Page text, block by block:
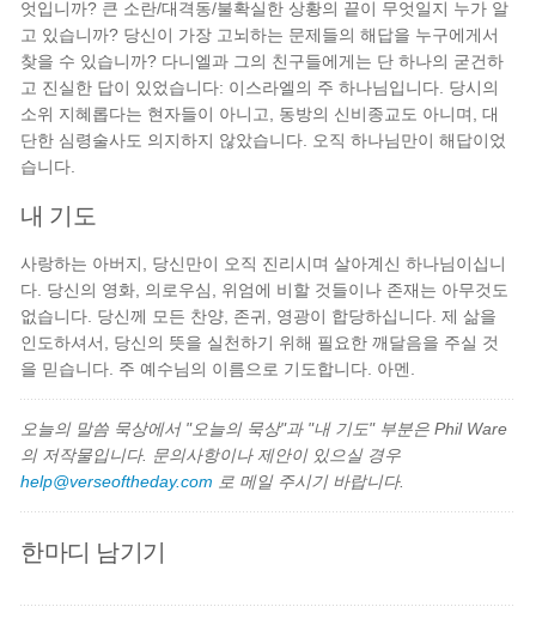
엇입니까? 큰 소란/대격동/불확실한 상황의 끝이 무엇일지 누가 알
고 있습니까? 당신이 가장 고뇌하는 문제들의 해답을 누구에게서
찾을 수 있습니까? 다니엘과 그의 친구들에게는 단 하나의 굳건하
고 진실한 답이 있었습니다: 이스라엘의 주 하나님입니다. 당시의
소위 지혜롭다는 현자들이 아니고, 동방의 신비종교도 아니며, 대
단한 심령술사도 의지하지 않았습니다. 오직 하나님만이 해답이었
습니다.
내 기도
사랑하는 아버지, 당신만이 오직 진리시며 살아계신 하나님이십니
다. 당신의 영화, 의로우심, 위엄에 비할 것들이나 존재는 아무것도
없습니다. 당신께 모든 찬양, 존귀, 영광이 합당하십니다. 제 삶을
인도하셔서, 당신의 뜻을 실천하기 위해 필요한 깨달음을 주실 것
을 믿습니다. 주 예수님의 이름으로 기도합니다. 아멘.
오늘의 말씀 묵상에서 "오늘의 묵상"과 "내 기도" 부분은 Phil Ware
의 저작물입니다. 문의사항이나 제안이 있으실 경우
help@verseoftheday.com 로 메일 주시기 바랍니다.
한마디 남기기